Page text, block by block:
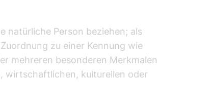
natürliche Person beziehen; als
zu einer Kennung wie
mehreren besonderen Merkmalen
wirtschaftlichen, kulturellen oder